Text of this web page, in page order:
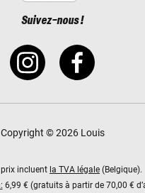
Suivez-nous !
Copyright © 2026 Louis
incluent la TVA légale (Belgique).
6,99 € (gratuits à partir de 70,00 €